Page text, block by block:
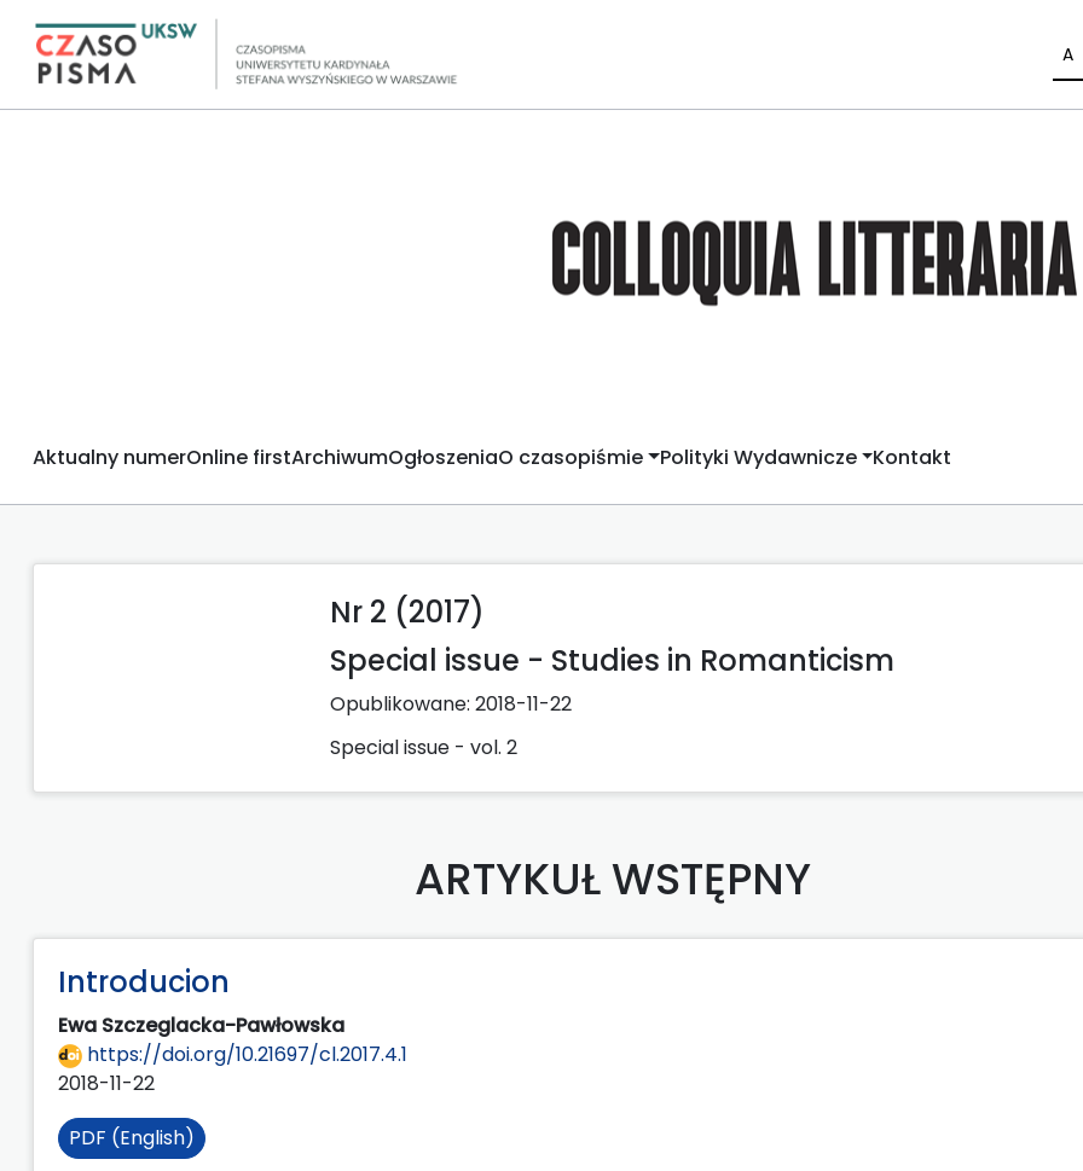
A
Aktualny numerOnline firstArchiwumOgłoszeniaO czasopiśmie Polityki Wydawnicze Kontakt
Nr 2 (2017)
Special issue - Studies in Romanticism
Opublikowane: 2018-11-22
Special issue - vol. 2
ARTYKUŁ WSTĘPNY
Introducion
Ewa Szczeglacka-Pawłowska
https://doi.org/10.21697/cl.2017.4.1
2018-11-22
PDF (English)